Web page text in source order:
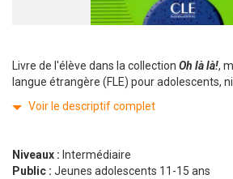
Livre de l'élève dans la collection Oh là là!,
langue étrangère (FLE) pour adolescents,
Voir le descriptif complet
Niveaux : Intermédiaire
Public : Jeunes adolescents 11-15 ans